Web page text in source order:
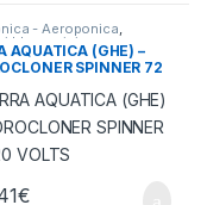
- Aeroponica,
Idroponici
AQUATICA (GHE) –
SPINNER 72
€